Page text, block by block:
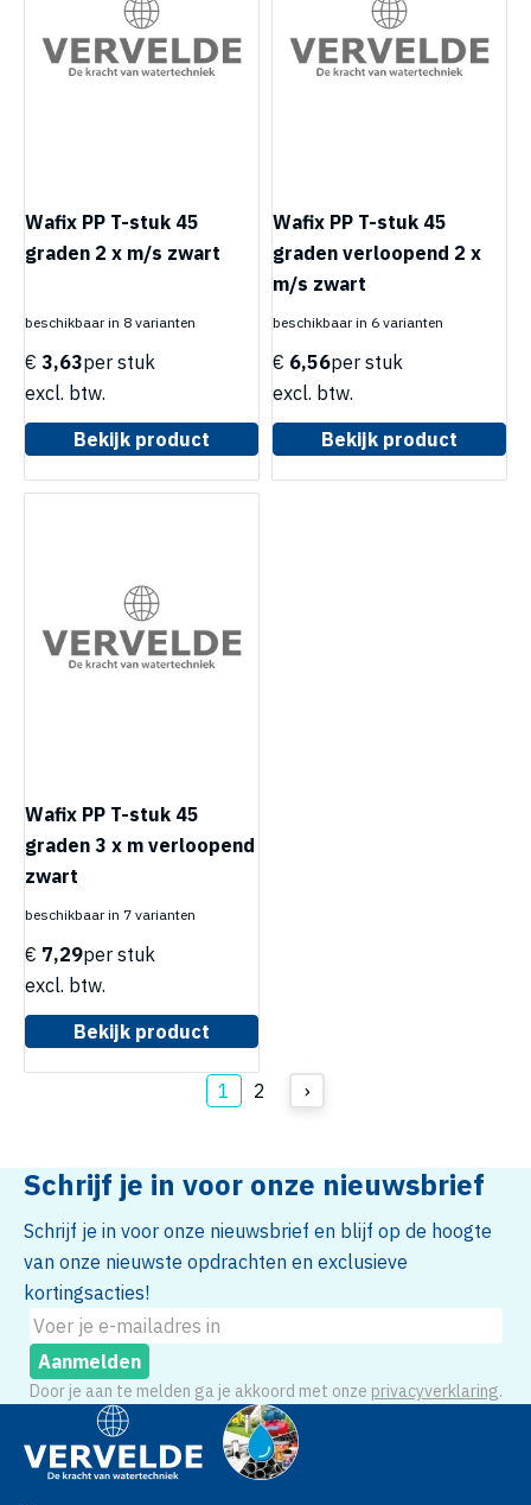
Wafix PP T-stuk 45
graden 2 x m/s zwart
beschikbaar in 8 varianten
€ 3,63per stuk
excl. btw.
Bekijk product
Wafix PP T-stuk 45
graden verloopend 2 x
m/s zwart
beschikbaar in 6 varianten
€ 6,56per stuk
excl. btw.
Bekijk product
Wafix PP T-stuk 45
graden 3 x m verloopend
zwart
beschikbaar in 7 varianten
€ 7,29per stuk
excl. btw.
Bekijk product
1 2 ›
Schrijf je in voor onze nieuwsbrief
Schrijf je in voor onze nieuwsbrief en blijf op de hoogte
van onze nieuwste opdrachten en exclusieve
kortingsacties!
Aanmelden
Door je aan te melden ga je akkoord met onze privacyverklaring.